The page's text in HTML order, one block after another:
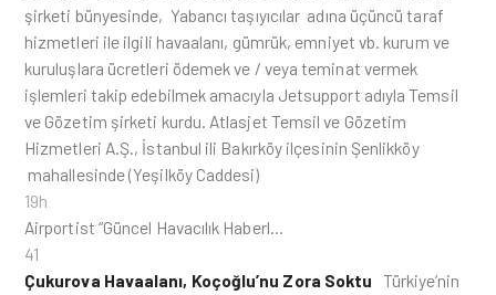
şirketi bünyesinde, Yabancı taşıyıcılar adına üçüncü taraf
hizmetleri ile ilgili havaalanı, gümrük, emniyet vb. kurum ve
kuruluşlara ücretleri ödemek ve / veya teminat vermek
işlemleri takip edebilmek amacıyla Jetsupport adıyla Temsil
ve Gözetim şirketi kurdu. Atlasjet Temsil ve Gözetim
Hizmetleri A.Ş., İstanbul ili Bakırköy ilçesinin Şenlikköy
mahallesinde (Yeşilköy Caddesi)
19h
Airportist “Güncel Havacılık Haberl…
41
Çukurova Havaalanı, Koçoğlu’nu Zora Soktu Türkiye’nin